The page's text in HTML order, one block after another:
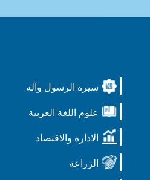
سيرة الرسول وآله
علوم اللغة العربية
الادارة والاقتصاد
الزراعة